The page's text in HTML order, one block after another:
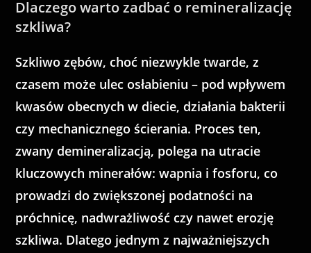
Dlaczego warto zadbać o remineralizację
szkliwa?
Szkliwo zębów, choć niezwykle twarde, z
czasem może ulec osłabieniu – pod wpływem
kwasów obecnych w diecie, działania bakterii
czy mechanicznego ścierania. Proces ten,
zwany demineralizacją, polega na utracie
kluczowych minerałów: wapnia i fosforu, co
prowadzi do zwiększonej podatności na
próchnicę, nadwrażliwość czy nawet erozję
szkliwa. Dlatego jednym z najważniejszych